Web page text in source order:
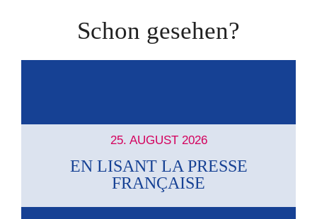
Schon gesehen?
25. AUGUST 2026
EN LISANT LA PRESSE
FRANÇAISE